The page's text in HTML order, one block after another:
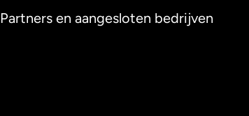
Partners en aangesloten bedrijven